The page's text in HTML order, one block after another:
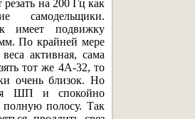
резать на 200 Гц как
самодельщики.
имеет подвижку
По крайней мере
активная, сама
тот же 4А-32, то
очень близок. Но
ШП и спокойно
полную полосу. Так